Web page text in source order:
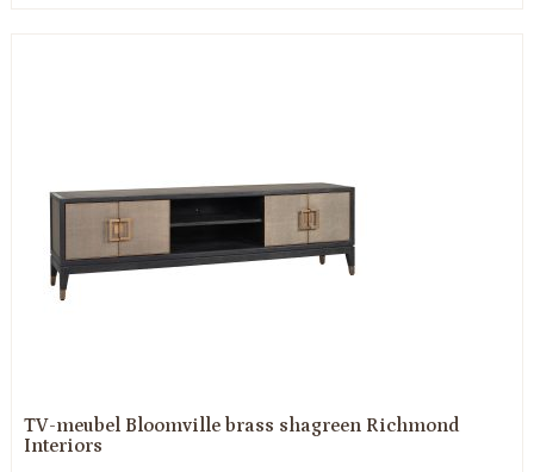
TV-meubel Bloomville brass shagreen Richmond
Interiors